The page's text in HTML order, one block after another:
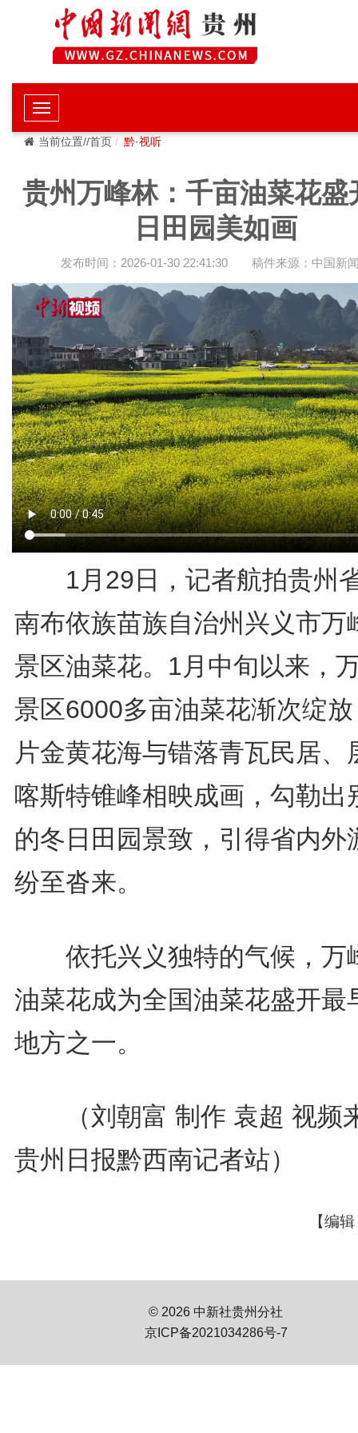
当前位置//首页 黔·视听
贵州万峰林：千亩油菜花盛
日田园美如画
发布时间：2026-01-30 22:41:30 稿件来源：中国新
1月29日，记者航拍贵州
南布依族苗族自治州兴义市万
景区油菜花。1月中旬以来，
景区6000多亩油菜花渐次绽
片金黄花海与错落青瓦民居、
喀斯特锥峰相映成画，勾勒出
的冬日田园景致，引得省内外
纷至沓来。
依托兴义独特的气候，万
油菜花成为全国油菜花盛开最
地方之一。
（刘朝富 制作 袁超 视频
贵州日报黔西南记者站）
【编
© 2026 中新社贵州分社
京ICP备2021034286号-7